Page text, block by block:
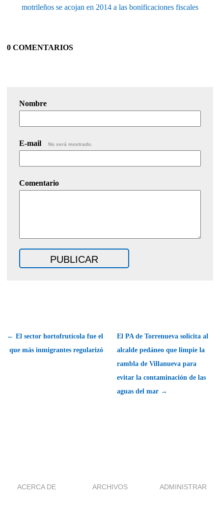
motrileños se acojan en 2014 a las bonificaciones fiscales
0 COMENTARIOS
Nombre
E-mail No será mostrado.
Comentario
← El sector hortofrutícola fue el
que más inmigrantes regularizó
El PA de Torrenueva solicita al
alcalde pedáneo que limpie la
rambla de Villanueva para
evitar la contaminación de las
aguas del mar →
ACERCA DE ARCHIVOS ADMINISTRAR